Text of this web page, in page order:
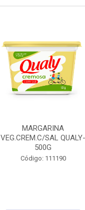
MARGARINA
VEG.CREM.C/SAL QUALY-
500G
Código: 111190